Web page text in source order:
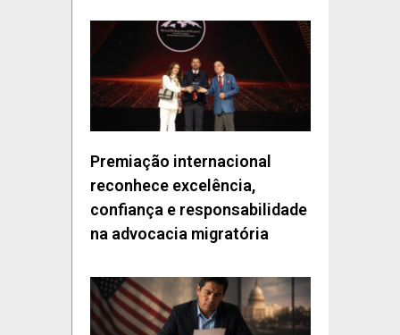
Premiação internacional
reconhece excelência,
confiança e responsabilidade
na advocacia migratória